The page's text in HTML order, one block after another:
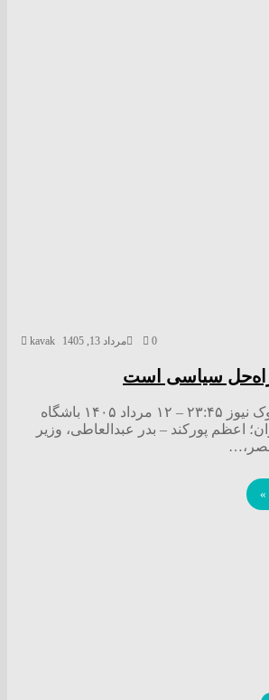
kavak مرداد 13, 1405 0
راه‌حل سیاسی است
به گزارش کاوک نیوز ۲۳:۴۵ – ۱۲ مرداد ۱۴۰۵ باشگاه
اعظم پورکند – بدر عبدالعاطی، وزیر
»